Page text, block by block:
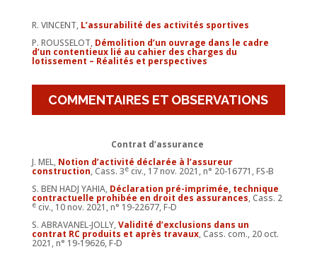
R. VINCENT, L’assurabilité des activités sportives
P. ROUSSELOT,Démolition d’un ouvrage dans le cadre
d’un contentieux lié au cahier des charges du
lotissement – Réalités et perspectives
COMMENTAIRES ET OBSERVATIONS
Contrat d’assurance
J. MEL, Notion d’activité déclarée à l’assureur
construction, Cass. 3eciv., 17 nov. 2021, n° 20-16771, FS-B
S. BEN HADJ YAHIA, Déclaration pré-imprimée, technique
contractuelle prohibée en droit des assurances, Cass. 2
eciv., 10 nov. 2021, n° 19-22677, F-D
S. ABRAVANEL-JOLLY,Validité d’exclusions dans un
contrat RC produits et après travaux, Cass. com., 20 oct.
2021, n° 19-19626, F-D